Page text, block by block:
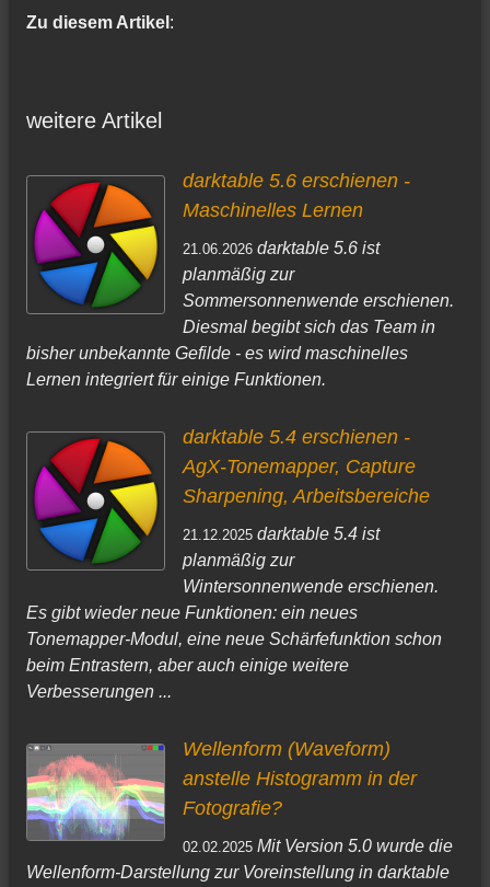
Zu diesem Artikel :
weitere Artikel
darktable 5.6 erschienen -
Maschinelles Lernen
21.06.2026 darktable 5.6 ist
planmäßig zur
Sommersonnenwende erschienen.
Diesmal begibt sich das Team in
bisher unbekannte Gefilde - es wird maschinelles
Lernen integriert für einige Funktionen.
darktable 5.4 erschienen -
AgX-Tonemapper, Capture
Sharpening, Arbeitsbereiche
21.12.2025 darktable 5.4 ist
planmäßig zur
Wintersonnenwende erschienen.
Es gibt wieder neue Funktionen: ein neues
Tonemapper-Modul, eine neue Schärfefunktion schon
beim Entrastern, aber auch einige weitere
Verbesserungen ...
Wellenform (Waveform)
anstelle Histogramm in der
Fotografie?
02.02.2025 Mit Version 5.0 wurde die
Wellenform-Darstellung zur Voreinstellung in darktable